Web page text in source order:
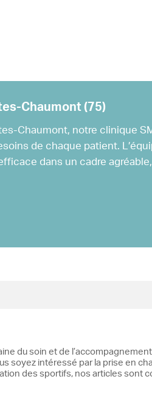
Chaumont (75)
Chaumont, notre clinique
de chaque patient.
dans un cadre
du soin et de
soyez intéressé par la prise en
des sportifs, nos articles sont